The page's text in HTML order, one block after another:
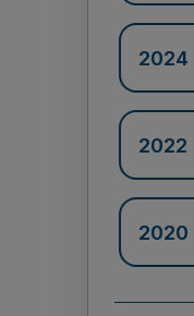
2024
2022
2020